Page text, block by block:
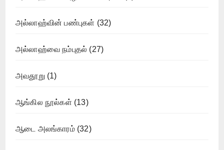
அல்லாஹ்வின் பண்புகள் (32)
அல்லாஹ்வை நம்புதல் (27)
அவதூறு (1)
ஆங்கில நூல்கள் (13)
ஆடை அலங்காரம்(32)